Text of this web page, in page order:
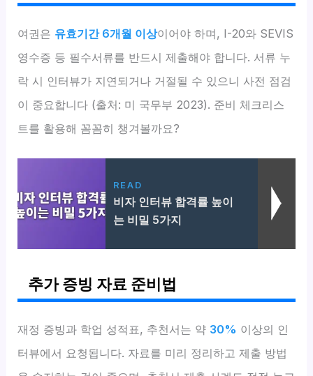
여권은 유효기간 6개월 이상이어야 하며, I-20와 SEVIS
영수증 등 필수서류를 반드시 제출해야 합니다. 서류 누
락 시 인터뷰가 지연되거나 거절될 수 있으니 사전 점검
이 중요합니다 (출처: 미 국무부 2023). 준비 체크리스
트를 활용해 꼼꼼히 챙겨볼까요?
READ
비자 인터뷰 합격률 높이
는 비밀 5가지
추가 증빙 자료 준비법
재정 증빙과 학업 성적표, 추천서는 약 30% 이상의 인
터뷰에서 요청됩니다. 자료를 미리 정리하고 제출 방법